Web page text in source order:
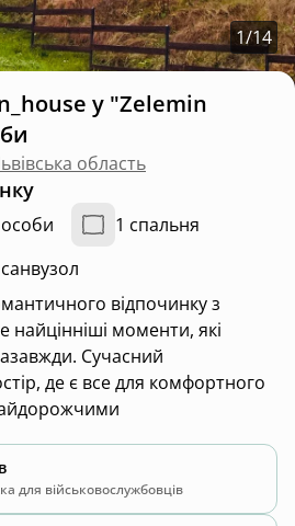
1/14
у "Zelemin
область
1 спальня
відпочинку з
моменти, які
Сучасний
де є все для комфортного
для військовослужбовців